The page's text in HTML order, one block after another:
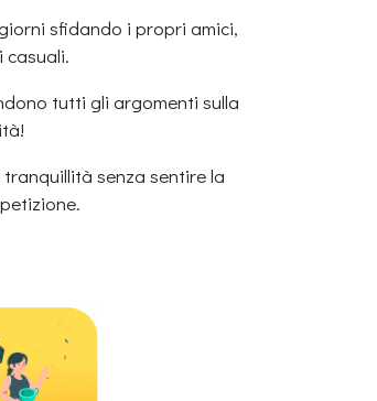
sfidando i propri amici,
tutti gli argomenti sulla
senza sentire la